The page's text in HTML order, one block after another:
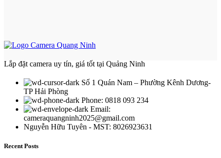
Lắp đặt camera uy tín, giá tốt tại Quảng Ninh
Số 1 Quán Nam – Phường Kênh Dương-
TP Hải Phòng
Phone: 0818 093 234
Email:
cameraquangninh2025@gmail.com
Nguyễn Hữu Tuyên - MST: 8026923631
Recent Posts